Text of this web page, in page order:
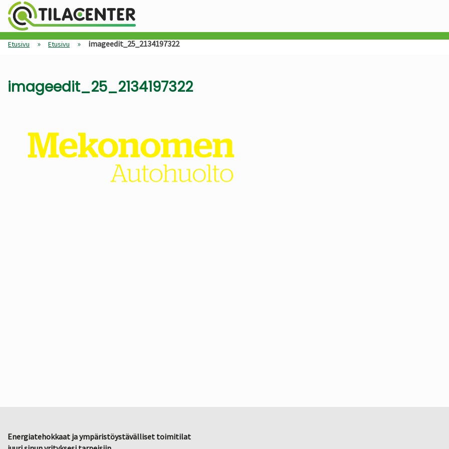
Etusivu » Etusivu » imageedit_25_2134197322
imageedit_25_2134197322
Energiatehokkaat ja ympäristöystävälliset toimitilat